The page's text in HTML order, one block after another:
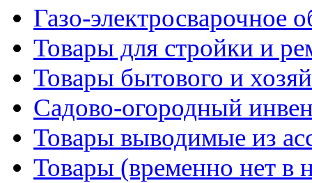
Газо-электросварочное
Товары для стройки и
Товары бытового и
Садово-огородный
Товары выводимые из
Товары (временно нет в